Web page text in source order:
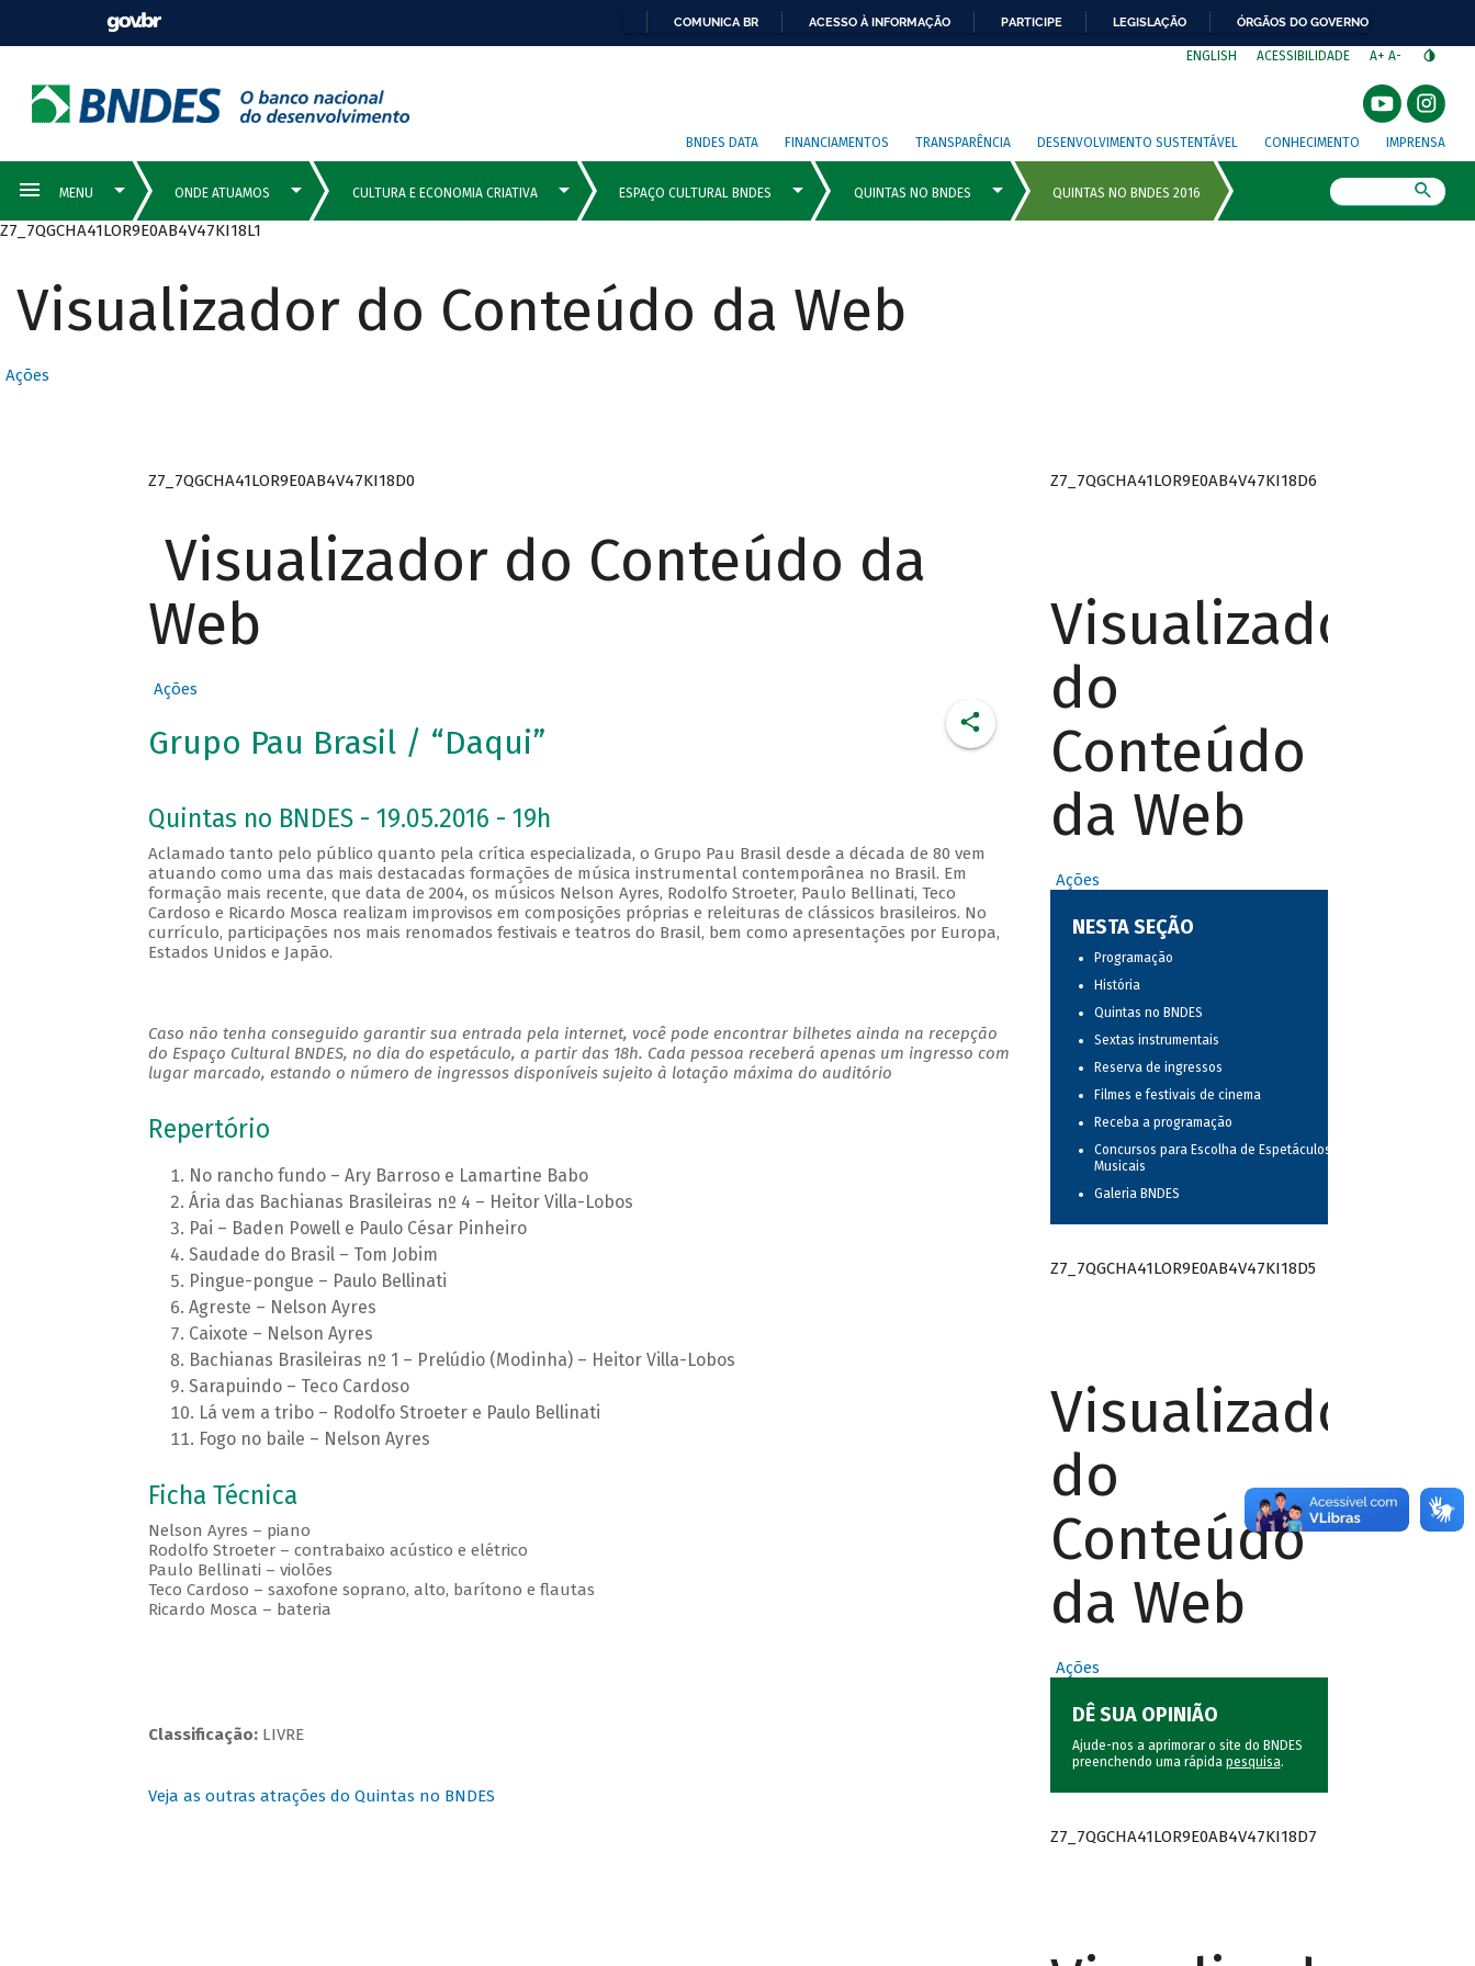
COMUNICA BR ACESSO À INFORMAÇÃO PARTICIPE LEGISLAÇÃO ÓRGÃOS DO GOVERNO
ENGLISH ACESSIBILIDADE A+ A-
BNDES DATA FINANCIAMENTOS TRANSPARÊNCIA DESENVOLVIMENTO SUSTENTÁVEL CONHECIMENTO IMPRENSA
Z7_7QGCHA41LOR9E0AB4V47KI18L1
Visualizador do Conteúdo da Web
Ações
Z7_7QGCHA41LOR9E0AB4V47KI18D0
Visualizador do Conteúdo da
Web
Ações
Grupo Pau Brasil / “Daqui”
Quintas no BNDES - 19.05.2016 - 19h
Aclamado tanto pelo público quanto pela crítica especializada, o Grupo Pau Brasil desde a década de 80 vem
atuando como uma das mais destacadas formações de música instrumental contemporânea no Brasil. Em
formação mais recente, que data de 2004, os músicos Nelson Ayres, Rodolfo Stroeter, Paulo Bellinati, Teco
Cardoso e Ricardo Mosca realizam improvisos em composições próprias e releituras de clássicos brasileiros. No
currículo, participações nos mais renomados festivais e teatros do Brasil, bem como apresentações por Europa,
Estados Unidos e Japão.
Caso não tenha conseguido garantir sua entrada pela internet, você pode encontrar bilhetes ainda na recepção
do Espaço Cultural BNDES, no dia do espetáculo, a partir das 18h. Cada pessoa receberá apenas um ingresso com
lugar marcado, estando o número de ingressos disponíveis sujeito à lotação máxima do auditório
Repertório
No rancho fundo – Ary Barroso e Lamartine Babo
Ária das Bachianas Brasileiras nº 4 – Heitor Villa-Lobos
Pai – Baden Powell e Paulo César Pinheiro
Saudade do Brasil – Tom Jobim
Pingue-pongue – Paulo Bellinati
Agreste – Nelson Ayres
Caixote – Nelson Ayres
Bachianas Brasileiras nº 1 – Prelúdio (Modinha) – Heitor Villa-Lobos
Sarapuindo – Teco Cardoso
Lá vem a tribo – Rodolfo Stroeter e Paulo Bellinati
Fogo no baile – Nelson Ayres
Ficha Técnica
Nelson Ayres – piano
Rodolfo Stroeter – contrabaixo acústico e elétrico
Paulo Bellinati – violões
Teco Cardoso – saxofone soprano, alto, barítono e flautas
Ricardo Mosca – bateria
Classificação: LIVRE
Veja as outras atrações do Quintas no BNDES
Z7_7QGCHA41LOR9E0AB4V47KI18D6
Visualizador
do
Conteúdo
da Web
Ações
NESTA SEÇÃO
Programação
História
Quintas no BNDES
Sextas instrumentais
Reserva de ingressos
Filmes e festivais de cinema
Receba a programação
Concursos para Escolha de Espetáculos
Musicais
Galeria BNDES
Z7_7QGCHA41LOR9E0AB4V47KI18D5
Visualizador
do
Conteúdo
da Web
Ações
DÊ SUA OPINIÃO
Ajude-nos a aprimorar o site do BNDES
preenchendo uma rápida pesquisa.
Z7_7QGCHA41LOR9E0AB4V47KI18D7